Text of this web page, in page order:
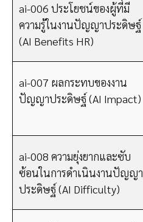
ai-006 ประโยชน์ของผู้ที่มี
ความรู้ในงานปัญญาประดิษฐ์
(AI Benefits HR)
ai-007 ผลกระทบของงาน
ปัญญาประดิษฐ์ (AI Impact)
ai-008 ความยุ่งยากและซับ
ซ้อนในการดำเนินงานปัญญา
ประดิษฐ์ (AI Difficulty)